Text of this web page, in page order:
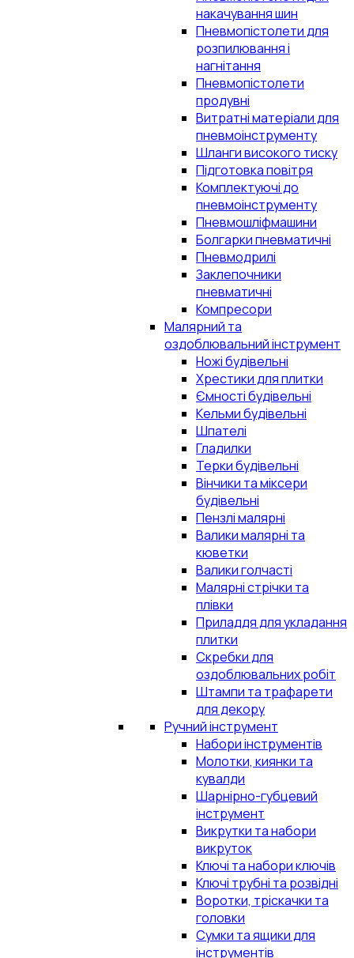
накачування шин
Пневмопістолети для
розпилювання і
нагнітання
Пневмопістолети
продувні
Витратні матеріали для
пневмоінструменту
Шланги високого тиску
Підготовка повітря
Комплектуючі до
пневмоінструменту
Пневмошліфмашини
Болгарки пневматичні
Пневмодрилі
Заклепочники
пневматичні
Компресори
Малярний та
оздоблювальний інструмент
Ножі будівельні
Хрестики для плитки
Ємності будівельні
Кельми будівельні
Шпателі
Гладилки
Терки будівельні
Вінчики та міксери
будівельні
Пензлі малярні
Валики малярні та
кюветки
Валики голчасті
Малярні стрічки та
плівки
Приладдя для укладання
плитки
Скребки для
оздоблювальних робіт
Штампи та трафарети
для декору
Ручний інструмент
Набори інструментів
Молотки, киянки та
кувалди
Шарнірно-губцевий
інструмент
Викрутки та набори
викруток
Ключі та набори ключів
Ключі трубні та розвідні
Воротки, тріскачки та
головки
Сумки та ящики для
інструментів